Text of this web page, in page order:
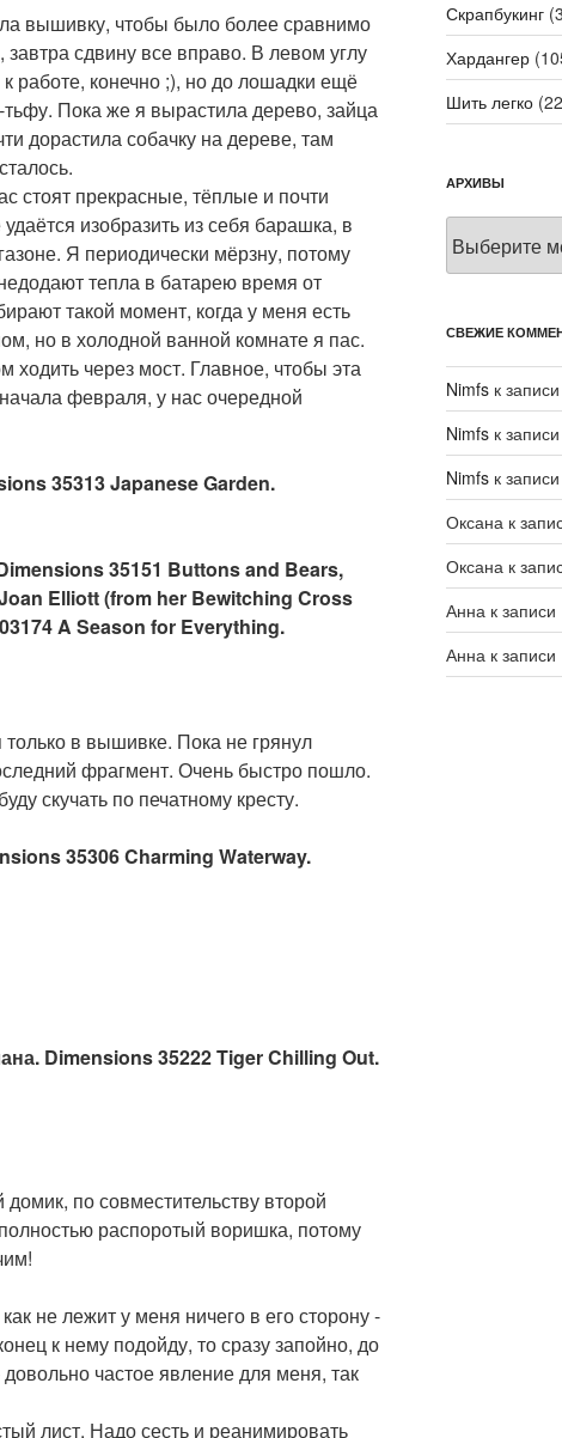
вышивку, чтобы было более сравнимо
сдвину все вправо. В левом углу
работе, конечно ;), но до лошадки ещё
тьфу. Пока же я вырастила дерево, зайца
дорастила собачку на дереве, там
стоят прекрасные, тёплые и почти
изобразить из себя барашка, в
Я периодически мёрзну, потому
тепла в батарею время от
такой момент, когда у меня есть
но в холодной ванной комнате я пас.
через мост. Главное, чтобы эта
февраля, у нас очередной
35313 Japanese Garden.
35151 Buttons and Bears,
Elliott (from her Bewitching Cross
A Season for Everything.
в вышивке. Пока не грянул
фрагмент. Очень быстро пошло.
скучать по печатному кресту.
35306 Charming Waterway.
Dimensions 35222 Tiger Chilling Out.
по совместительству второй
распоротый воришка, потому
не лежит у меня ничего в его сторону -
к нему подойду, то сразу запойно, до
частое явление для меня, так
лист. Надо сесть и реанимировать
Скрапбукинг
Хардангер
Шить легко
АРХИВЫ
СВЕЖИЕ
Nimfsк
Nimfsк
Nimfsк
Оксанак
Оксанак
Аннак записи
Аннак записи